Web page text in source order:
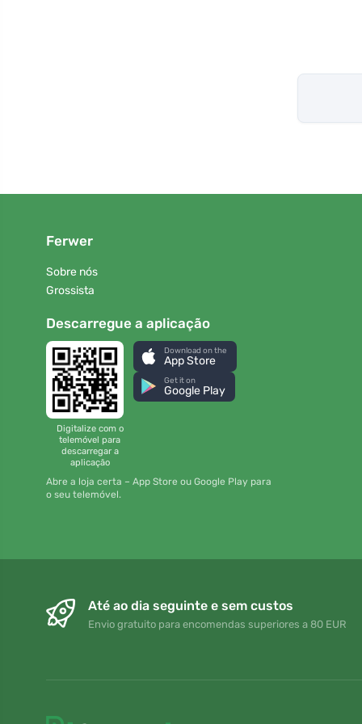
Ferwer
Sobre nós
Grossista
Descarregue a aplicação
Digitalize com o
telemóvel para
descarregar a
aplicação
Download on the
App Store
Get it on
Google Play
Abre a loja certa – App Store ou Google Play para
o seu telemóvel.
Até ao dia seguinte e sem custos
Envio gratuito para encomendas superiores a 80 EUR